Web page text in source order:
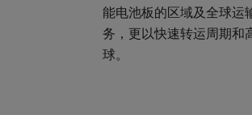
能电池板的区域及全球运
务，更以快速转运周期和
球。